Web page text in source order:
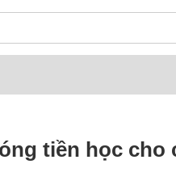
tiền học cho